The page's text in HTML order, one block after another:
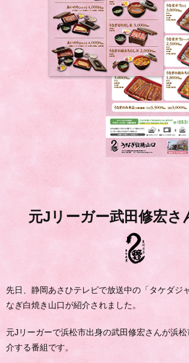
元Jリーガー武田修宏さ
先日、静岡あさひテレビで放送中の「タケダジ
なぎ白焼き山口が紹介されました。
元Jリーガーで浜松市出身の武田修宏さんが浜
介する番組です。